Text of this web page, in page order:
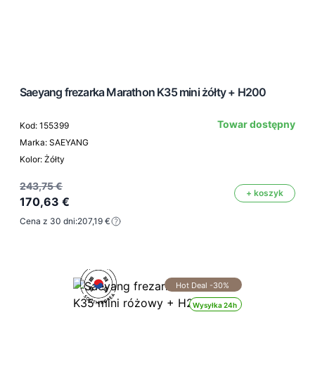
Saeyang frezarka Marathon K35 mini żółty + H200
Kod: 155399
Marka: SAEYANG
Kolor: Żółty
Towar dostępny
243,75 €
170,63 €
+ koszyk
Cena z 30 dni:207,19 €
Wysyłka 24h
Hot Deal -30%